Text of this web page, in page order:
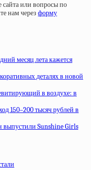
сайта или вопросы по
нам через форму
месяц лета кажется
деталях в новой
в воздухе: в
150–200 тысяч рублей в
Sunshine Girls